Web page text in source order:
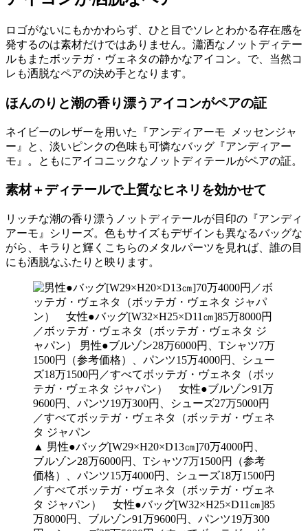
ロゴがないにもかかわらず、ひと目でソレとわかる存在感を
発するのは素材だけではありません。瀟洒なノットディテー
ルもまたボッテガ・ヴェネタの静かなアイコン。で、当然コ
レも洒脱なペアの決め手となります。
ほんのりと潮の香り漂うアイコンがペアの証
ネイビーのレザーを用いた『アンディアーモ メッセンジャ
ー』と、淡いピンクの色味も可憐なバッグ『アンディアー
モ』。ともにアイコニックなノットディテールがペアの証。
素材＋ディテールで上質なヒネリを効かせて
リッチな潮の香り漂うノットディテールが目印の『アンディ
アーモ』シリーズ。色もサイズもデザインも異なるバッグな
がら、キラりと輝くこちらのメタルパーツを見れば、誰の目
にも洒脱なふたりと映ります。
▲ 男性●バッグ[W29×H20×D13㎝]70万4000円、
ブルゾン28万6000円、Tシャツ7万1500円（参考
価格）、パンツ15万4000円、シューズ18万1500円
／すべてボッテガ・ヴェネタ（ボッテガ・ヴェネ
タ ジャパン） 女性●バッグ[W32×H25×D11㎝]85
万8000円、ブルゾン91万9600円、パンツ19万300